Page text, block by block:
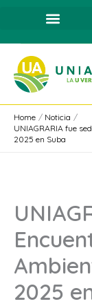
content
Home
Noticia
UNIAGRARIA fue
2025 en Suba
2025